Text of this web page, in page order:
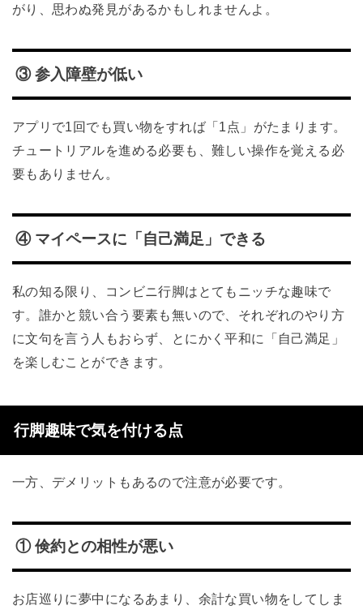
がり、思わぬ発見があるかもしれませんよ。
③ 参入障壁が低い
アプリで1回でも買い物をすれば「1点」がたまります。
チュートリアルを進める必要も、難しい操作を覚える必
要もありません。
④ マイペースに「自己満足」できる
私の知る限り、コンビニ行脚はとてもニッチな趣味で
す。誰かと競い合う要素も無いので、それぞれのやり方
に文句を言う人もおらず、とにかく平和に「自己満足」
を楽しむことができます。
行脚趣味で気を付ける点
一方、デメリットもあるので注意が必要です。
① 倹約との相性が悪い
お店巡りに夢中になるあまり、余計な買い物をしてしま